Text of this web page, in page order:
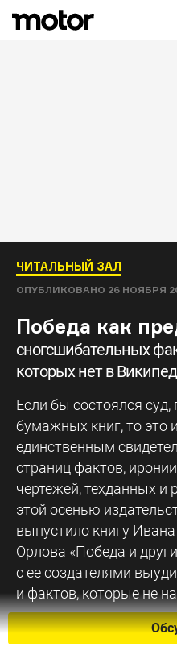
ЧИТАЛЬНЫЙ ЗАЛ
ОПУБЛИКОВАНО 26 НОЯБРЯ
Победа как
сногсшибательных
которых нет в
Если бы состоялся
бумажных книг, то это
единственным
страниц фактов,
чертежей, техданных и
этой осенью
выпустило книгу
Орлова «Победа и
с ее создателями
и фактов, которые не